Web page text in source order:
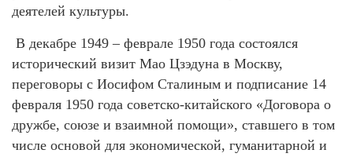
деятелей культуры.
В декабре 1949 – феврале 1950 года состоялся
исторический визит Мао Цзэдуна в Москву,
переговоры с Иосифом Сталиным и подписание 14
февраля 1950 года советско-китайского «Договора о
дружбе, союзе и взаимной помощи», ставшего в том
числе основой для экономической, гуманитарной и